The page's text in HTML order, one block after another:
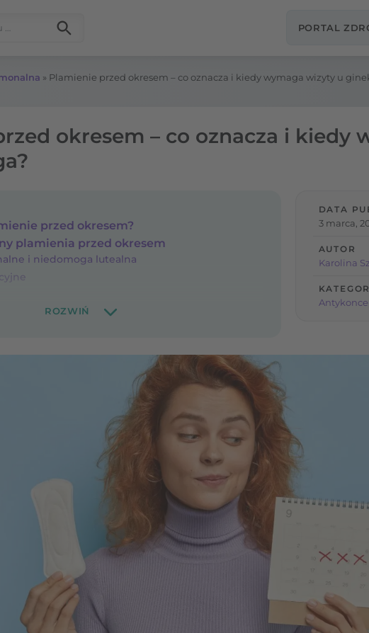
PORTAL
» Plamienie przed okresem – co oznacza i kiedy wymaga wizyty u
okresem – co oznacza i kiedy
przed okresem?
plamienia przed okresem
i niedomoga lutealna
DATA
3 marca,
AUTOR
Karolina